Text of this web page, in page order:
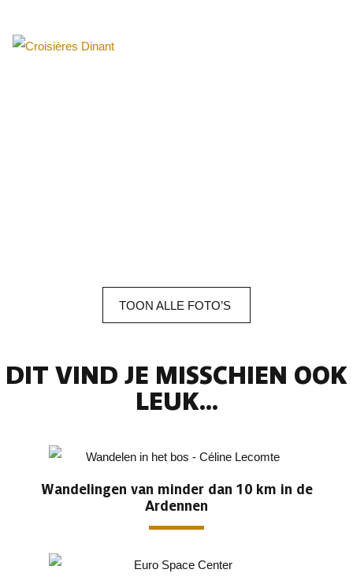
TOON ALLE FOTO’S
DIT VIND JE MISSCHIEN OOK
LEUK...
Wandelingen van minder dan 10 km in de
Ardennen